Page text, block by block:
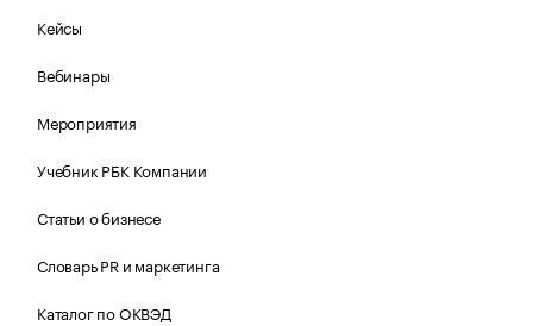
Кейсы
Вебинары
Мероприятия
Учебник РБК Компании
Статьи о бизнесе
Словарь PR и маркетинга
Каталог по ОКВЭД